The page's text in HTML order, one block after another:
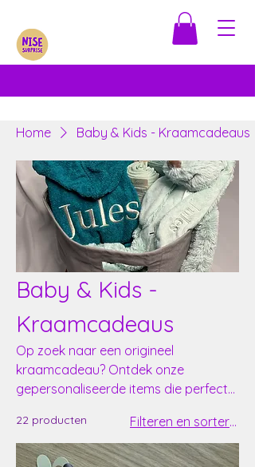
Home Baby & Kids - Kraamcadeaus
Baby & Kids -
Kraamcadeaus
Op zoek naar een origineel
kraamcadeau? Ontdek onze
gepersonaliseerde items die perfect
22 producten Filteren en sorteren